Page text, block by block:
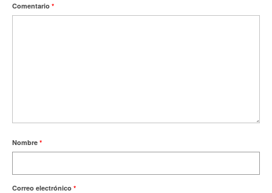
Comentario *
Nombre *
Correo electrónico *